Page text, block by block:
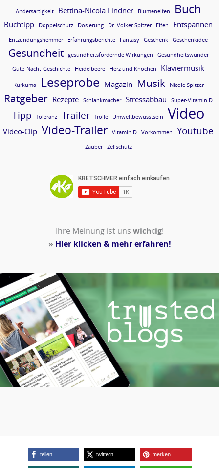
Andersartigkeit Bettina-Nicola Lindner Blumenelfen Buch
Buchtipp Doppelschutz Dosierung Dr. Volker Spitzer Elfen Entspannen
Entzündungshemmer Erfahrungsberichte Fantasy Geschenk Geschenkidee
Gesundheit gesundheitsfördernde Wirkungen Gesundheitswunder
Gute-Nacht-Geschichte Heidelbeere Herz und Knochen Klaviermusik
Kurkuma Leseprobe Magazin Musik Nicole Spitzer
Ratgeber Rezepte Schlankmacher Stressabbau Super-Vitamin D
Tipp Toleranz Trailer Trolle Umweltbewusstsein Video
Video-Clip Video-Trailer Vitamin D Vorkommen Youtube
Zauber Zellschutz
Ihre Meinung ist uns wichtig!
» Hier klicken & mehr erfahren!
teilen twittern merken